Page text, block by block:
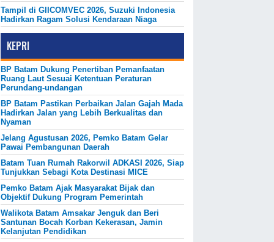
Tampil di GIICOMVEC 2026, Suzuki Indonesia
Hadirkan Ragam Solusi Kendaraan Niaga
KEPRI
BP Batam Dukung Penertiban Pemanfaatan
Ruang Laut Sesuai Ketentuan Peraturan
Perundang-undangan
BP Batam Pastikan Perbaikan Jalan Gajah Mada
Hadirkan Jalan yang Lebih Berkualitas dan
Nyaman
Jelang Agustusan 2026, Pemko Batam Gelar
Pawai Pembangunan Daerah
Batam Tuan Rumah Rakorwil ADKASI 2026, Siap
Tunjukkan Sebagi Kota Destinasi MICE
Pemko Batam Ajak Masyarakat Bijak dan
Objektif Dukung Program Pemerintah
Walikota Batam Amsakar Jenguk dan Beri
Santunan Bocah Korban Kekerasan, Jamin
Kelanjutan Pendidikan